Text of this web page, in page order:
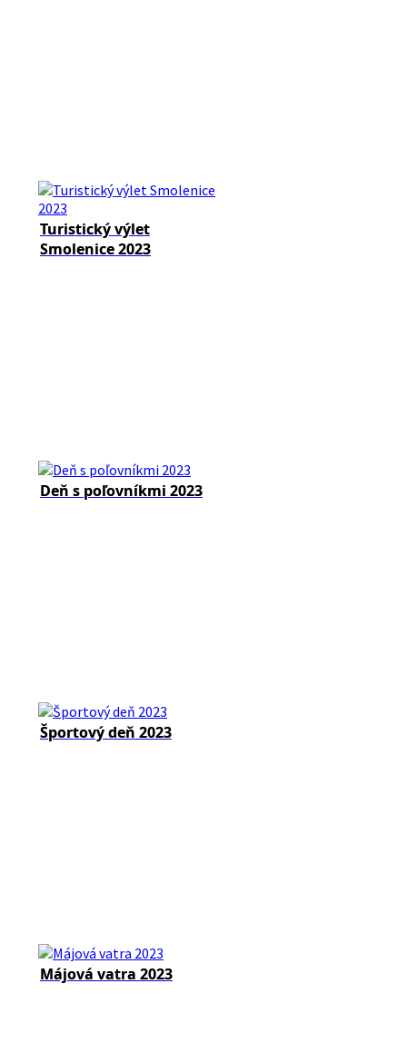
Turistický výlet
Smolenice 2023
Deň s poľovníkmi 2023
Športový deň 2023
Májová vatra 2023